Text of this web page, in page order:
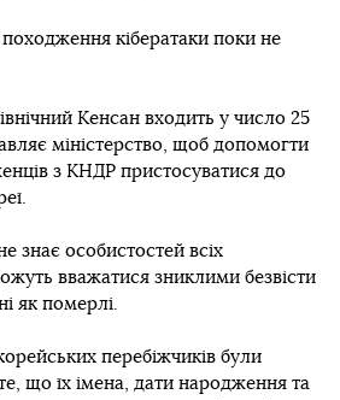
походження кібератаки поки не
Кенсан входить у число 25
міністерство, щоб допомогти
з КНДР пристосуватися до
знає особистостей всіх
вважатися зниклими безвісти
як померлі.
перебіжчиків були
що їх імена, дати народження та